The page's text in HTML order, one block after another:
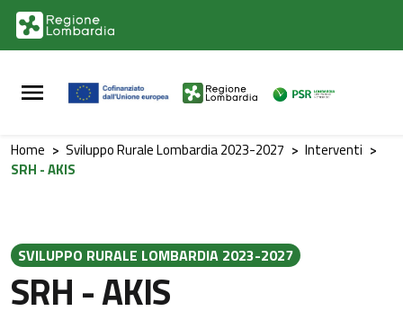
Vai al contenuto principale
Vai al footer
Home > Sviluppo Rurale Lombardia 2023-2027 > Interventi >
SRH - AKIS
SVILUPPO RURALE LOMBARDIA 2023-2027
SRH - AKIS